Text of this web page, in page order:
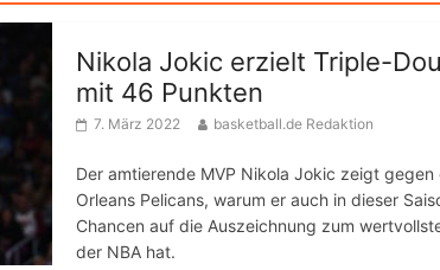
Nikola Jokic erzielt Triple-
mit 46 Punkten
7. März 2022 basketball.de Redaktion
Der amtierende MVP Nikola Jokic zeigt gegen
Orleans Pelicans, warum er auch in dieser
Chancen auf die Auszeichnung zum
der NBA hat.